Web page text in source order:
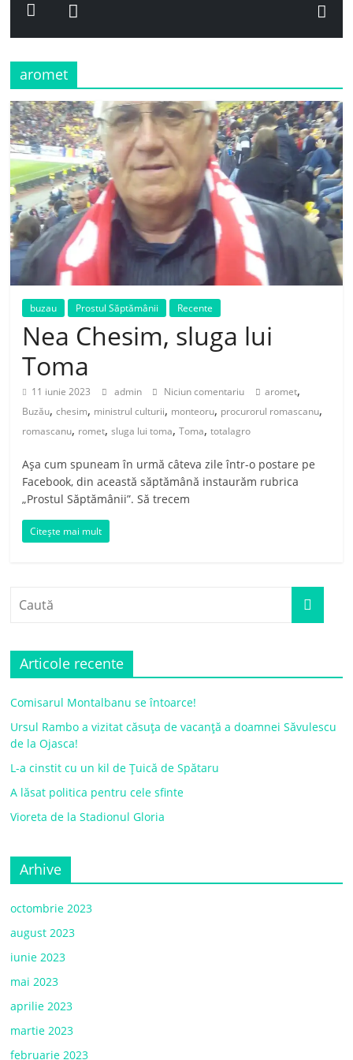
aromet
buzau Prostul Săptămânii Recente
Nea Chesim, sluga lui
Toma
11 iunie 2023 admin Niciun comentariu aromet,
Buzău,chesim, ministrul culturii, monteoru, procurorul romascanu,
romascanu, romet,sluga lui toma,Toma,totalagro
Așa cum spuneam în urmă câteva zile într-o postare pe
Facebook, din această săptămână instaurăm rubrica
„Prostul Săptămânii”. Să trecem
Citește mai mult
Articole recente
Comisarul Montalbanu se întoarce!
Ursul Rambo a vizitat căsuța de vacanță a doamnei Săvulescu
de la Ojasca!
L-a cinstit cu un kil de Țuică de Spătaru
A lăsat politica pentru cele sfinte
Vioreta de la Stadionul Gloria
Arhive
octombrie 2023
august 2023
iunie 2023
mai 2023
aprilie 2023
martie 2023
februarie 2023